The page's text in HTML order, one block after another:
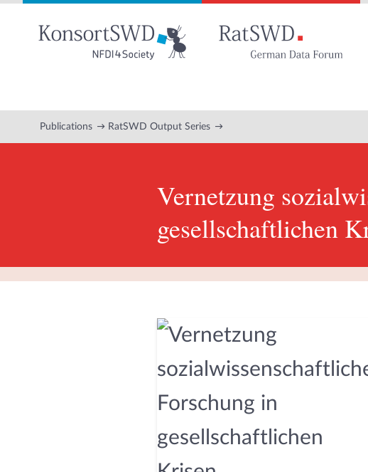
Publications RatSWD Output Series
Vernetzung
gesellschaftlichen